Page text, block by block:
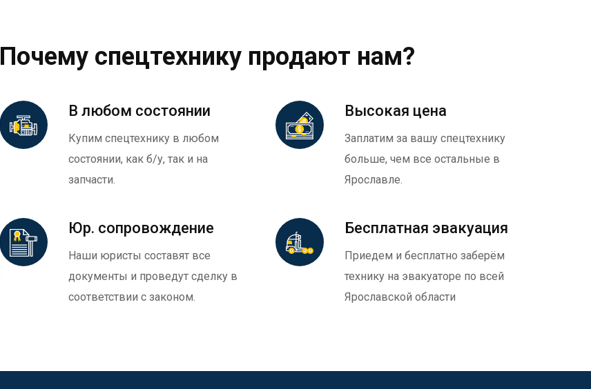
Почему спецтехнику продают нам?
В любом состоянии
Купим спецтехнику в любом
состоянии, как б/у, так и на
запчасти.
Высокая цена
Заплатим за вашу спецтехнику
больше, чем все остальные в
Ярославле.
Юр. сопровождение
Наши юристы составят все
документы и проведут сделку в
соответствии с законом.
Бесплатная эвакуация
Приедем и бесплатно заберём
технику на эвакуаторе по всей
Ярославской области